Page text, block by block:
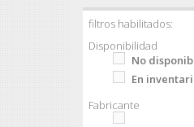
filtros habilitados:
Disponibilidad
No
En
Fabricante